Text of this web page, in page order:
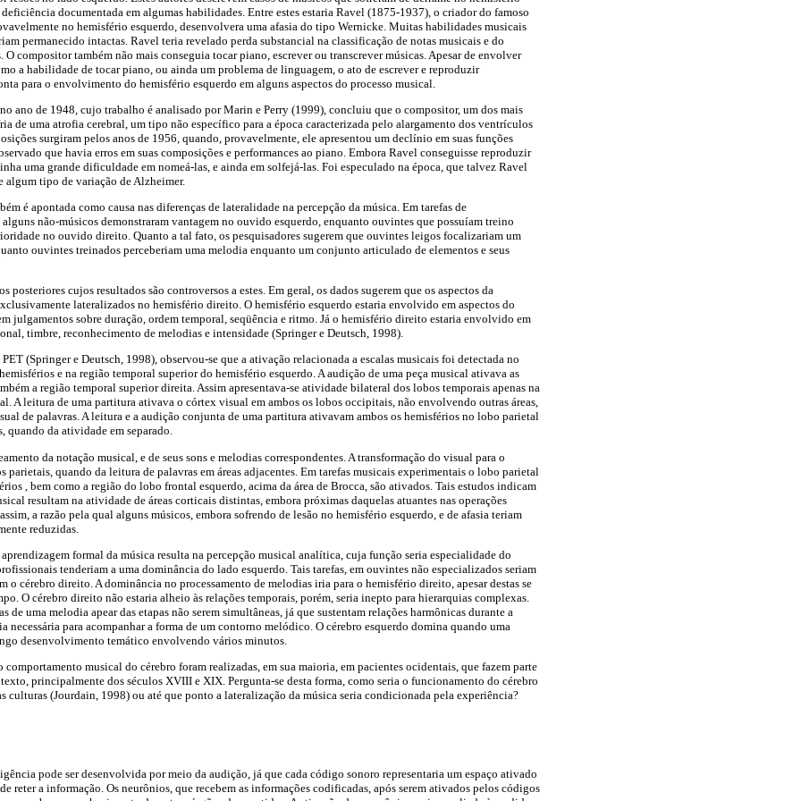
deficiência documentada em algumas habilidades. Entre estes estaria Ravel (1875-1937), o criador do famoso
no hemisfério esquerdo, desenvolvera uma afasia do tipo Wernicke. Muitas habilidades musicais
permanecido intactas. Ravel teria revelado perda substancial na classificação de notas musicais e do
compositor também não mais conseguia tocar piano, escrever ou transcrever músicas. Apesar de envolver
a habilidade de tocar piano, ou ainda um problema de linguagem, o ato de escrever e reproduzir
para o envolvimento do hemisfério esquerdo em alguns aspectos do processo musical.
ano de 1948, cujo trabalho é analisado por Marin e Perry (1999), concluiu que o compositor, um dos mais
de uma atrofia cerebral, um tipo não específico para a época caracterizada pelo alargamento dos ventrículos
surgiram pelos anos de 1956, quando, provavelmente, ele apresentou um declínio em suas funções
que havia erros em suas composições e performances ao piano. Embora Ravel conseguisse reproduzir
uma grande dificuldade em nomeá-las, e ainda em solfejá-las. Foi especulado na época, que talvez Ravel
algum tipo de variação de Alzheimer.
é apontada como causa nas diferenças de lateralidade na percepção da música. Em tarefas de
não-músicos demonstraram vantagem no ouvido esquerdo, enquanto ouvintes que possuíam treino
no ouvido direito. Quanto a tal fato, os pesquisadores sugerem que ouvintes leigos focalizariam um
ouvintes treinados perceberiam uma melodia enquanto um conjunto articulado de elementos e seus
posteriores cujos resultados são controversos a estes. Em geral, os dados sugerem que os aspectos da
lateralizados no hemisfério direito. O hemisfério esquerdo estaria envolvido em aspectos do
julgamentos sobre duração, ordem temporal, seqüência e ritmo. Já o hemisfério direito estaria envolvido em
timbre, reconhecimento de melodias e intensidade (Springer e Deutsch, 1998).
(Springer e Deutsch, 1998), observou-se que a ativação relacionada a escalas musicais foi detectada no
e na região temporal superior do hemisfério esquerdo. A audição de uma peça musical ativava as
a região temporal superior direita. Assim apresentava-se atividade bilateral dos lobos temporais apenas na
A leitura de uma partitura ativava o córtex visual em ambos os lobos occipitais, não envolvendo outras áreas,
de palavras. A leitura e a audição conjunta de uma partitura ativavam ambos os hemisférios no lobo parietal
quando da atividade em separado.
da notação musical, e de seus sons e melodias correspondentes. A transformação do visual para o
parietais, quando da leitura de palavras em áreas adjacentes. Em tarefas musicais experimentais o lobo parietal
, bem como a região do lobo frontal esquerdo, acima da área de Brocca, são ativados. Tais estudos indicam
resultam na atividade de áreas corticais distintas, embora próximas daquelas atuantes nas operações
a razão pela qual alguns músicos, embora sofrendo de lesão no hemisfério esquerdo, e de afasia teriam
reduzidas.
formal da música resulta na percepção musical analítica, cuja função seria especialidade do
tenderiam a uma dominância do lado esquerdo. Tais tarefas, em ouvintes não especializados seriam
o cérebro direito. A dominância no processamento de melodias iria para o hemisfério direito, apesar destas se
O cérebro direito não estaria alheio às relações temporais, porém, seria inepto para hierarquias complexas.
de uma melodia apear das etapas não serem simultâneas, já que sustentam relações harmônicas durante a
necessária para acompanhar a forma de um contorno melódico. O cérebro esquerdo domina quando uma
desenvolvimento temático envolvendo vários minutos.
comportamento musical do cérebro foram realizadas, em sua maioria, em pacientes ocidentais, que fazem parte
principalmente dos séculos XVIII e XIX. Pergunta-se desta forma, como seria o funcionamento do cérebro
culturas (Jourdain, 1998) ou até que ponto a lateralização da música seria condicionada pela experiência?
pode ser desenvolvida por meio da audição, já que cada código sonoro representaria um espaço ativado
reter a informação. Os neurônios, que recebem as informações codificadas, após serem ativados pelos códigos